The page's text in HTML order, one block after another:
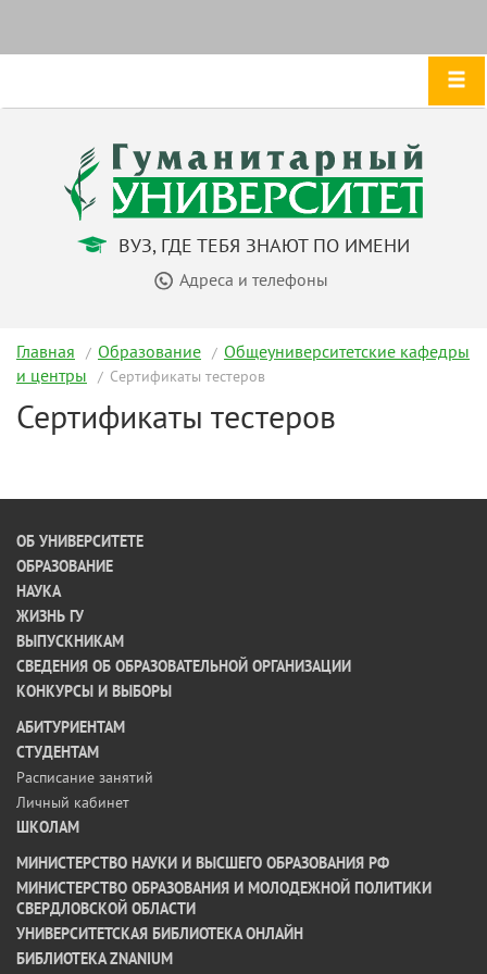
ВУЗ, ГДЕ ТЕБЯ ЗНАЮТ ПО ИМЕНИ
Адреса и телефоны
Главная Образование
Общеуниверситетские кафедры
и центры
Сертификаты тестеров
Сертификаты тестеров
ОБ УНИВЕРСИТЕТЕ
ОБРАЗОВАНИЕ
НАУКА
ЖИЗНЬ ГУ
ВЫПУСКНИКАМ
СВЕДЕНИЯ ОБ ОБРАЗОВАТЕЛЬНОЙ ОРГАНИЗАЦИИ
КОНКУРСЫ И ВЫБОРЫ
АБИТУРИЕНТАМ
СТУДЕНТАМ
Расписание занятий
Личный кабинет
ШКОЛАМ
МИНИСТЕРСТВО НАУКИ И ВЫСШЕГО ОБРАЗОВАНИЯ РФ
МИНИСТЕРСТВО ОБРАЗОВАНИЯ И МОЛОДЕЖНОЙ ПОЛИТИКИ
СВЕРДЛОВСКОЙ ОБЛАСТИ
УНИВЕРСИТЕТСКАЯ БИБЛИОТЕКА ОНЛАЙН
БИБЛИОТЕКА ZNANIUM